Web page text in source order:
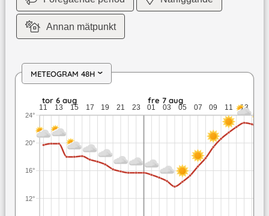
Annan mätpunkt
METEOGRAM 48H ›
tor 6 aug: 19,9 till 15,7 grader: ingen nederbörd: upp till
tor 6 aug fre 7 aug
11 13 15 17 19 21 23 01 03 05 07 09 11 13
12°
16°
20°
24°